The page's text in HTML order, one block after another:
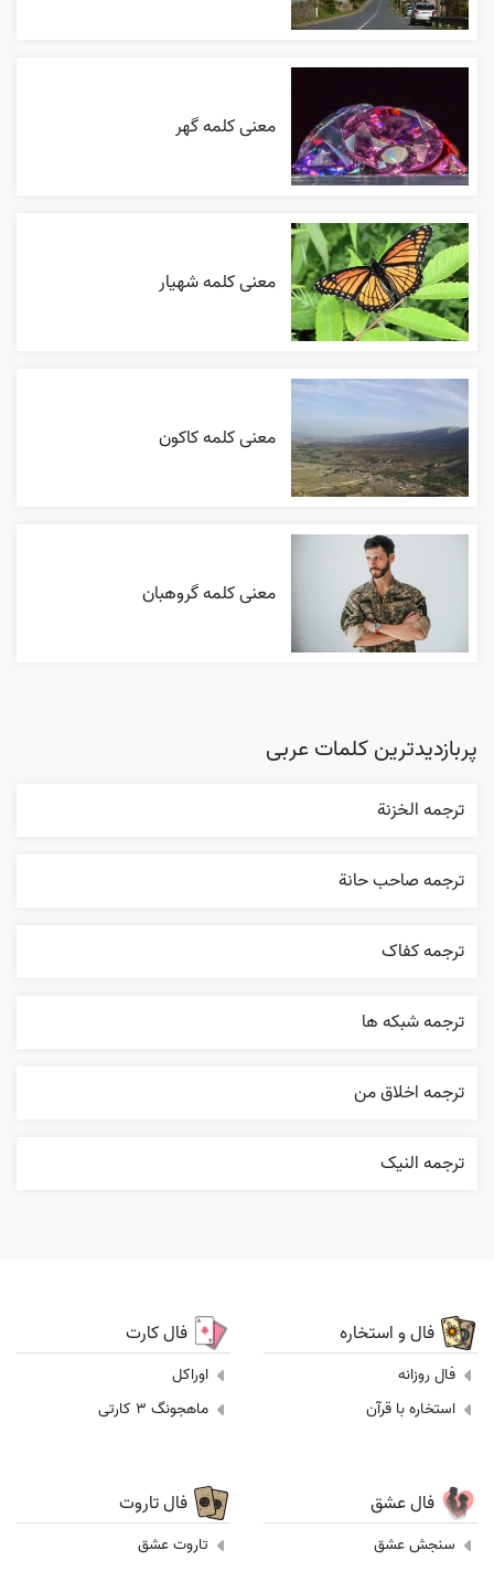
معنی کلمه گهر
معنی کلمه شهیار
معنی کلمه کاکون
معنی کلمه گروهبان
پربازدیدترین کلمات عربی
ترجمه الخزنة
ترجمه صاحب حانة
ترجمه کفاک
ترجمه شبکه ها
ترجمه اخلاق من
ترجمه النیک
فال و استخاره
فال روزانه
استخاره با قرآن
فال کارت
اوراکل
ماهجونگ 3 کارتی
فال عشق
سنجش عشق
فال تاروت
تاروت عشق